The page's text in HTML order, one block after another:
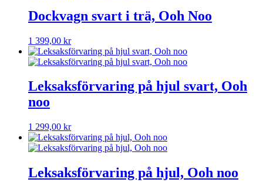
Dockvagn svart i trä, Ooh Noo
1 399,00 kr
Leksaksförvaring på hjul svart, Ooh
noo
1 299,00 kr
Leksaksförvaring på hjul, Ooh noo